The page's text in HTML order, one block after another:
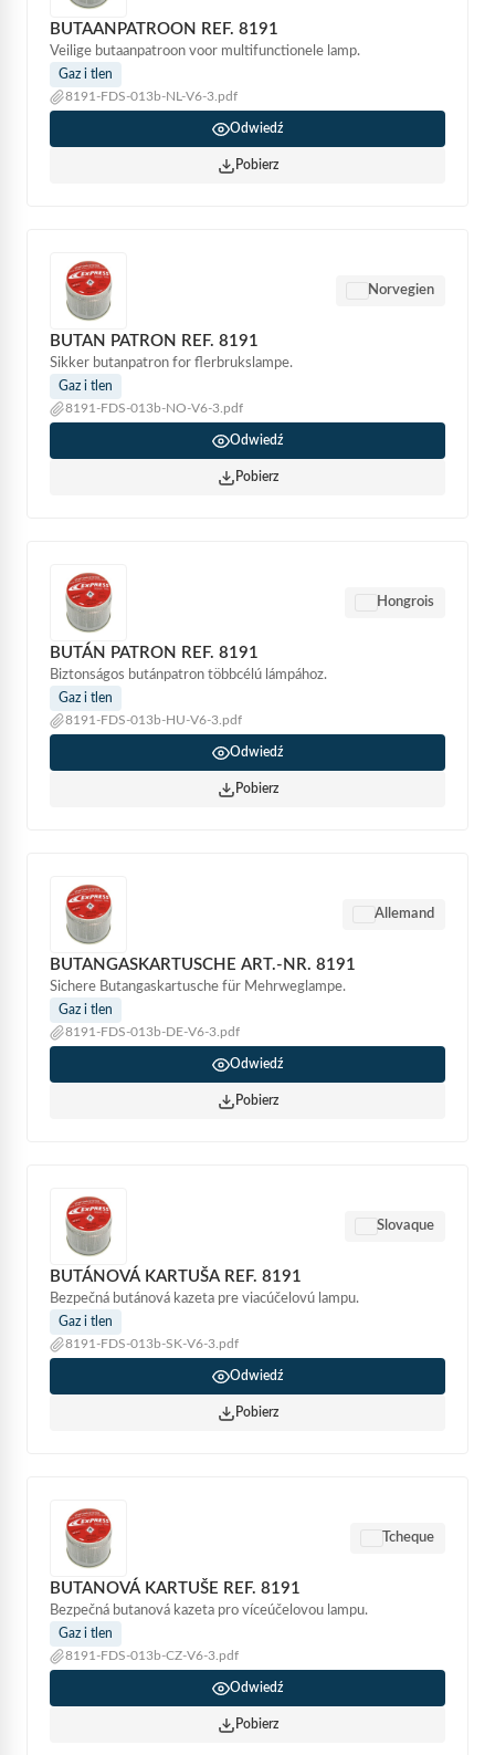
BUTAANPATROON REF. 8191
Veilige butaanpatroon voor multifunctionele lamp.
Gaz i tlen
8191-FDS-013b-NL-V6-3.pdf
Odwiedź
Pobierz
Norvegien
BUTAN PATRON REF. 8191
Sikker butanpatron for flerbrukslampe.
Gaz i tlen
8191-FDS-013b-NO-V6-3.pdf
Odwiedź
Pobierz
Hongrois
BUTÁN PATRON REF. 8191
Biztonságos butánpatron többcélú lámpához.
Gaz i tlen
8191-FDS-013b-HU-V6-3.pdf
Odwiedź
Pobierz
Allemand
BUTANGASKARTUSCHE ART.-NR. 8191
Sichere Butangaskartusche für Mehrweglampe.
Gaz i tlen
8191-FDS-013b-DE-V6-3.pdf
Odwiedź
Pobierz
Slovaque
BUTÁNOVÁ KARTUŠA REF. 8191
Bezpečná butánová kazeta pre viacúčelovú lampu.
Gaz i tlen
8191-FDS-013b-SK-V6-3.pdf
Odwiedź
Pobierz
Tcheque
BUTANOVÁ KARTUŠE REF. 8191
Bezpečná butanová kazeta pro víceúčelovou lampu.
Gaz i tlen
8191-FDS-013b-CZ-V6-3.pdf
Odwiedź
Pobierz